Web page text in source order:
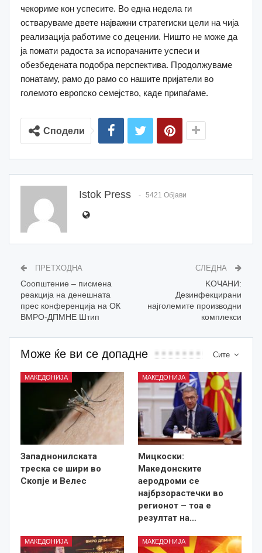
чекориме кон успесите. Во една недела ги
остваруваме двете најважни стратегиски цели на чија
реализација работиме со децении. Ништо не може да
ја помати радоста за испорачаните успеси и
обезбедената подобра перспектива. Продолжуваме
понатаму, рамо до рамо со нашите пријатели во
големото европско семејство, каде припаѓаме.
Сподели
Istok Press 5421 Објави
ПРЕТХОДНА
Соопштение – писмена
реакција на денешната
прес конференција на ОК
ВМРО-ДПМНЕ Штип
СЛЕДНА
KOЧАНИ:
Дезинфекцирани
најголемите производни
комплекси
Сите
Може ќе ви се допадне
МАКЕДОНИЈА
Западнонилската
треска се шири во
Скопје и Велес
МАКЕДОНИЈА
Мицкоски:
Македонските
аеродроми се
најбрзорастечки во
регионот – тоа е
резултат на…
МАКЕДОНИЈА МАКЕДОНИЈА